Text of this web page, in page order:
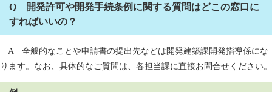
Q 開発許可や開発手続条例に関する質問はどこの窓口に
すればいいの？
A 全般的なことや申請書の提出先などは開発建築課開発指導係にな
ります。なお、具体的なご質問は、各担当課に直接お問合せください。